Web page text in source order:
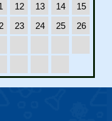
12 13 14
15
23 24 25
26